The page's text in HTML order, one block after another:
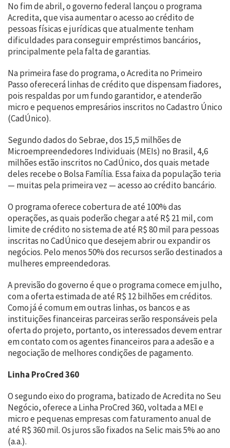
No fim de abril, o governo federal lançou o programa
Acredita, que visa aumentar o acesso ao crédito de
pessoas físicas e jurídicas que atualmente tenham
dificuldades para conseguir empréstimos bancários,
principalmente pela falta de garantias.
Na primeira fase do programa, o Acredita no Primeiro
Passo oferecerá linhas de crédito que dispensam fiadores,
pois respaldas por um fundo garantidor, e atenderão
micro e pequenos empresários inscritos no Cadastro Único
(CadÚnico).
Segundo dados do Sebrae, dos 15,5 milhões de
Microempreendedores Individuais (MEIs) no Brasil, 4,6
milhões estão inscritos no CadÚnico, dos quais metade
deles recebe o Bolsa Família. Essa faixa da população teria
— muitas pela primeira vez — acesso ao crédito bancário.
O programa oferece cobertura de até 100% das
operações, as quais poderão chegar a até R$ 21 mil, com
limite de crédito no sistema de até R$ 80 mil para pessoas
inscritas no CadÚnico que desejem abrir ou expandir os
negócios. Pelo menos 50% dos recursos serão destinados a
mulheres empreendedoras.
A previsão do governo é que o programa comece em julho,
com a oferta estimada de até R$ 12 bilhões em créditos.
Como já é comum em outras linhas, os bancos e as
instituições financeiras parceiras serão responsáveis pela
oferta do projeto, portanto, os interessados devem entrar
em contato com os agentes financeiros para a adesão e a
negociação de melhores condições de pagamento.
Linha ProCred 360
O segundo eixo do programa, batizado de Acredita no Seu
Negócio, oferece a Linha ProCred 360, voltada a MEI e
micro e pequenas empresas com faturamento anual de
até R$ 360 mil. Os juros são fixados na Selic mais 5% ao ano
(a.a.).